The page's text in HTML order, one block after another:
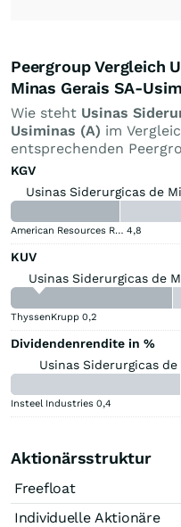
Peergroup Vergleich
Minas Gerais SA-
Wie steht Usinas
Usiminas (A) im
entsprechenden
KGV
Usinas Siderurgicas de
American Resources Registered (A) 4,8
KUV
Usinas Siderurgicas de
ThyssenKrupp 0,2
Dividendenrendite in %
Usinas Siderurgicas
Insteel Industries 0,4
Aktionärsstruktur
Freefloat
Individuelle Aktionäre